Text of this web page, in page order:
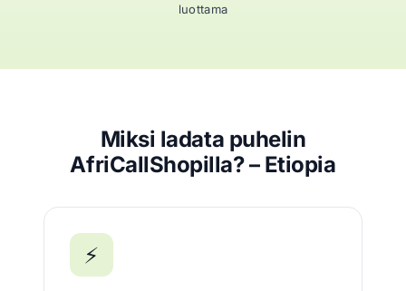
luottama
Miksi ladata puhelin
AfriCallShopilla? – Etiopia
⚡